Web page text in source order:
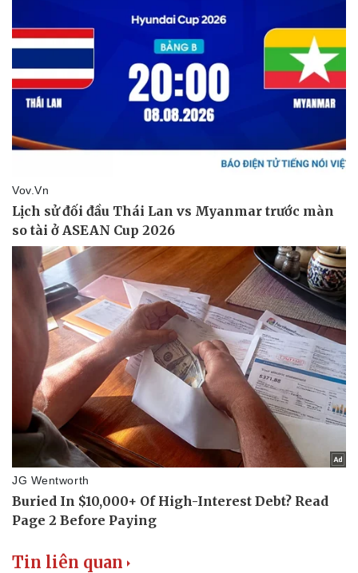
Doanh nghiệp
Thông tin doanh nghiệp
Doanh nghiệp 24h
Doanh nhân
Vì cộng đồng
Công nghệ
Sành điệu
Tin Công nghệ
Trải nghiệm
Tin liên quan